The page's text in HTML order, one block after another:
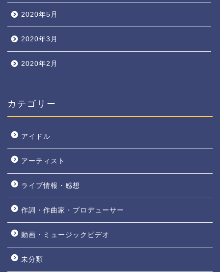
2020年5月
2020年3月
2020年2月
カテゴリー
アイドル
アーティスト
ライブ情報・感想
作詞・作曲家・プロデューサー
動画・ミュージックビデオ
未分類